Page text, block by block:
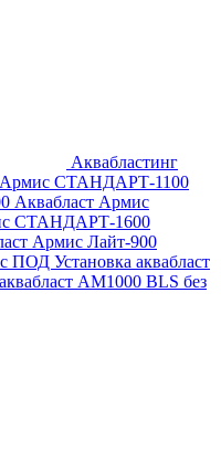
Аквабластинг
Армис СТАНДАРТ-1100
Аквабласт Армис
СТАНДАРТ-1600
Армис Лайт-900
с ПОД Установка аквабласт
AM1000 BLS без